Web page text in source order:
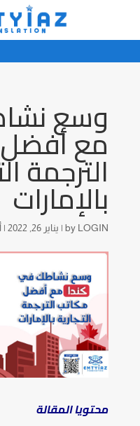
وسع
مع
الترجمة
بالإمارات
by LOGIN
| يناير 26, 2022 |
محتويا المقالة